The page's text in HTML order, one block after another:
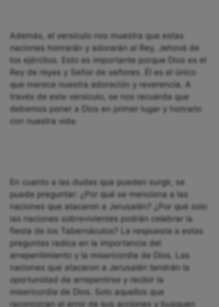
Además, el versículo nos muestra que estas
naciones honrarán y adorarán al Rey, Jehová de
los ejércitos. Esto es importante porque Dios es el
Rey de reyes y Señor de señores. Él es el único
que merece nuestra adoración y reverencia. A
través de este versículo, se nos recuerda que
debemos poner a Dios en primer lugar y honrarlo
con nuestra vida.
En cuanto a las dudas que pueden surgir, se
puede preguntar: ¿Por qué se menciona a las
naciones que atacaron a Jerusalén? ¿Por qué solo
las naciones sobrevivientes podrán celebrar la
fiesta de los Tabernáculos? La respuesta a estas
preguntas radica en la importancia del
arrepentimiento y la misericordia de Dios. Las
naciones que atacaron a Jerusalén tendrán la
oportunidad de arrepentirse y recibir la
misericordia de Dios. Solo aquellos que
reconozcan el error de sus acciones y busquen